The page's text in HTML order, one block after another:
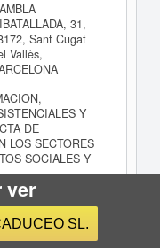
31,
Sant Cugat
Vallès,
Y
DE
LOS SECTORES
SOCIALES Y
TETUAN, 33,
Sant Cugat
Vallès,
ver
SL.